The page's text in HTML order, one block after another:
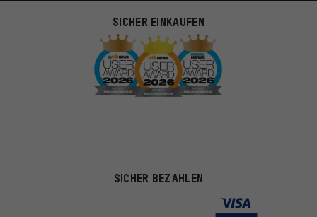
SICHER EINKAUFEN
SICHER BEZAHLEN